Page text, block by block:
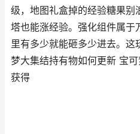
级，地图礼盒掉的经验糖果别
塔也能涨经验。强化组件属于
里有多少就能砸多少进去。这
梦大集结持有物如何更新 宝
获得